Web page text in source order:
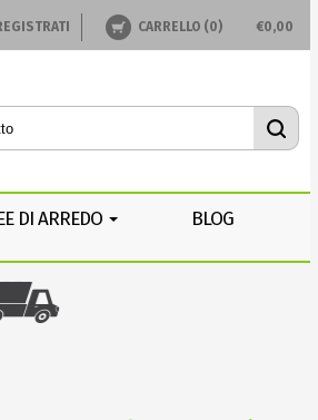
CARRELLO (0) €0,00
DI ARREDO BLOG